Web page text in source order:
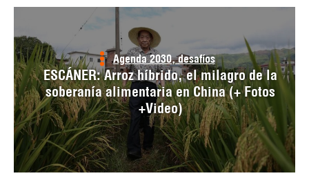
Agenda 2030, desafíos
ESCÁNER: Arroz híbrido, el milagro de la
soberanía alimentaria en China (+ Fotos
+Video)